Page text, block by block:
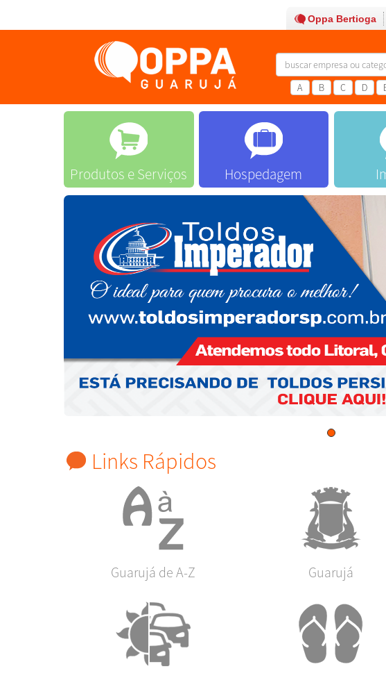
Oppa Bertioga
A B C D
Produtos e Serviços Hospedagem
Links Rápidos
Guarujá de A-Z Guarujá